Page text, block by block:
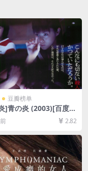
豆瓣榜单
]青の炎 (2003)[百度网
网盘1080P超清未删
][网盘在线播放/下载]
中文字幕]
2.82